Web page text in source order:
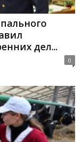
дел...
0